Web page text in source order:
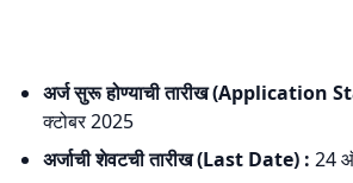
अर्ज सुरू होण्याची तारीख (Application
क्टोबर 2025
अर्जाची शेवटची तारीख (Last Date) : 24